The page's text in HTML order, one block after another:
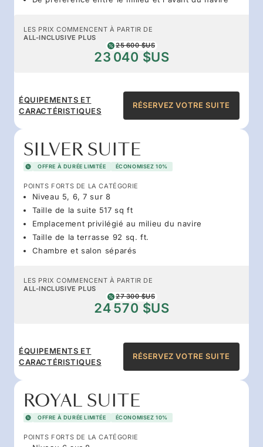
LES PRIX COMMENCENT À PARTIR DE
ALL-INCLUSIVE PLUS
25 600 $US
23 040 $US
ÉQUIPEMENTS ET
CARACTÉRISTIQUES
RÉSERVEZ VOTRE SUITE
SILVER SUITE
OFFRE À DURÉE LIMITÉE ÉCONOMISEZ 10%
POINTS FORTS DE LA CATÉGORIE
Niveau 5, 6, 7 sur 8
Taille de la suite 517 sq ft
Emplacement privilégié au milieu du navire
Taille de la terrasse 92 sq. ft.
Chambre et salon séparés
LES PRIX COMMENCENT À PARTIR DE
ALL-INCLUSIVE PLUS
27 300 $US
24 570 $US
ÉQUIPEMENTS ET
CARACTÉRISTIQUES
RÉSERVEZ VOTRE SUITE
ROYAL SUITE
OFFRE À DURÉE LIMITÉE ÉCONOMISEZ 10%
POINTS FORTS DE LA CATÉGORIE